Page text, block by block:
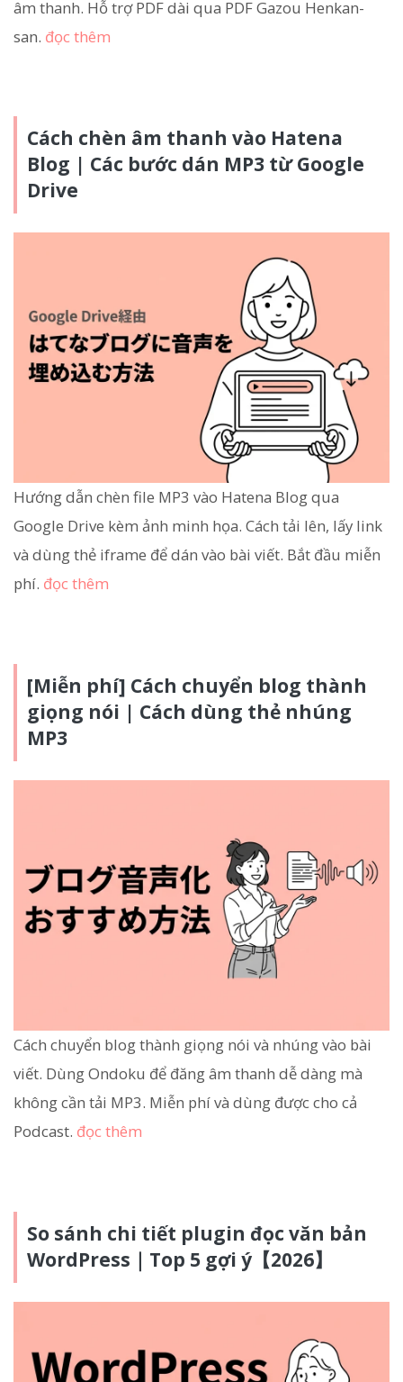
âm thanh. Hỗ trợ PDF dài qua PDF Gazou Henkan-
san. đọc thêm
Cách chèn âm thanh vào Hatena
Blog | Các bước dán MP3 từ Google
Drive
Hướng dẫn chèn file MP3 vào Hatena Blog qua
Google Drive kèm ảnh minh họa. Cách tải lên, lấy link
và dùng thẻ iframe để dán vào bài viết. Bắt đầu miễn
phí. đọc thêm
[Miễn phí] Cách chuyển blog thành
giọng nói | Cách dùng thẻ nhúng
MP3
Cách chuyển blog thành giọng nói và nhúng vào bài
viết. Dùng Ondoku để đăng âm thanh dễ dàng mà
không cần tải MP3. Miễn phí và dùng được cho cả
Podcast. đọc thêm
So sánh chi tiết plugin đọc văn bản
WordPress｜Top 5 gợi ý【2026】